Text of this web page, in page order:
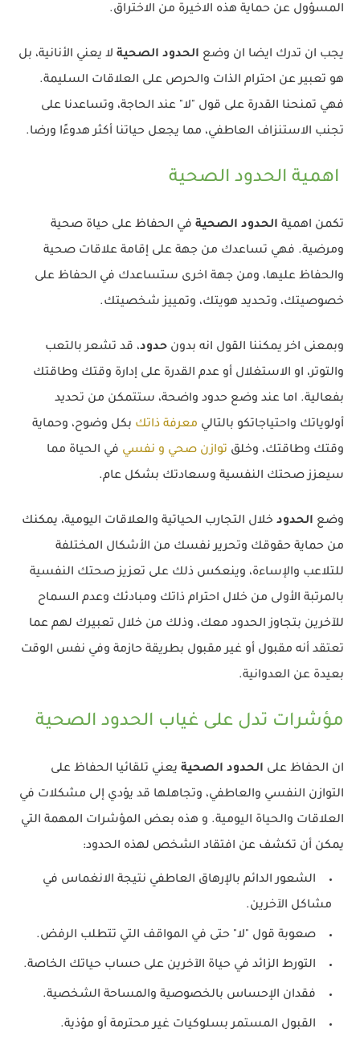
المسؤول عن حماية هذه الاخيرة من الاختراق.
يجب ان تدرك ايضا ان وضع الحدود الصحية لا يعني الأنانية، بل
هو تعبير عن احترام الذات والحرص على العلاقات السليمة.
فهي تمنحنا القدرة على قول "لا" عند الحاجة، وتساعدنا على
تجنب الاستنزاف العاطفي، مما يجعل حياتنا أكثر هدوءًا ورضا.
اهمية الحدود الصحية
تكمن اهمية الحدود الصحية في الحفاظ على حياة صحية
ومرضية. فهي تساعدك من جهة على إقامة علاقات صحية
والحفاظ عليها، ومن جهة اخرى ستساعدك في الحفاظ على
خصوصيتك، وتحديد هويتك، وتمييز شخصيتك.
وبمعنى اخر يمكننا القول انه بدون حدود، قد تشعر بالتعب
والتوتر، او الاستغلال أو عدم القدرة على إدارة وقتك وطاقتك
بفعالية. اما عند وضع حدود واضحة، ستتمكن من تحديد
أولوياتك واحتياجاتكو بالتالي معرفة ذاتك بكل وضوح، وحماية
وقتك وطاقتك، وخلق توازن صحي و نفسي في الحياة مما
سيعزز صحتك النفسية وسعادتك بشكل عام.
وضع الحدود خلال التجارب الحياتية والعلاقات اليومية، يمكنك
من حماية حقوقك وتحرير نفسك من الأشكال المختلفة
للتلاعب والإساءة، وينعكس ذلك على تعزيز صحتك النفسية
بالمرتبة الأولى من خلال احترام ذاتك ومبادئك وعدم السماح
للآخرين بتجاوز الحدود معك، وذلك من خلال تعبيرك لهم عما
تعتقد أنه مقبول أو غير مقبول بطريقة حازمة وفي نفس الوقت
بعيدة عن العدوانية.
مؤشرات تدل على غياب الحدود الصحية
ان الحفاظ على الحدود الصحية يعني تلقائيا الحفاظ على
التوازن النفسي والعاطفي، وتجاهلها قد يؤدي إلى مشكلات في
العلاقات والحياة اليومية. و هذه بعض المؤشرات المهمة التي
يمكن أن تكشف عن افتقاد الشخص لهذه الحدود:
الشعور الدائم بالإرهاق العاطفي نتيجة الانغماس في
مشاكل الآخرين.
صعوبة قول "لا" حتى في المواقف التي تتطلب الرفض.
التورط الزائد في حياة الآخرين على حساب حياتك الخاصة.
فقدان الإحساس بالخصوصية والمساحة الشخصية.
القبول المستمر بسلوكيات غير محترمة أو مؤذية.